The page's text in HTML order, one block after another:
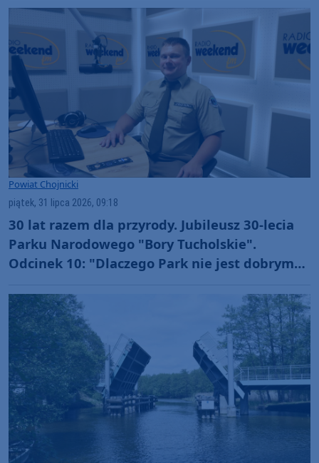
Powiat Chojnicki
piątek, 31 lipca 2026, 09:18
30 lat razem dla przyrody. Jubileusz 30-lecia
Parku Narodowego "Bory Tucholskie".
Odcinek 10: "Dlaczego Park nie jest dobrym
masowych imprez?" (WIDEO)